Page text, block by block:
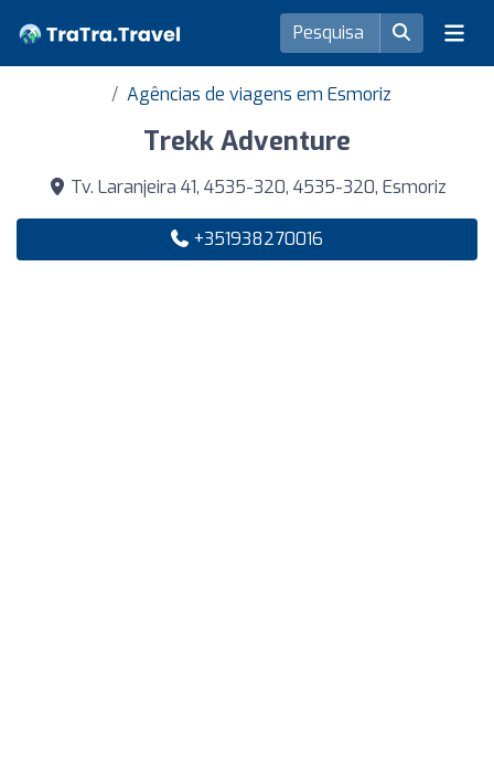
Agências de viagens em Esmoriz
Trekk Adventure
Tv. Laranjeira 41, 4535-320, 4535-320, Esmoriz
+351938270016